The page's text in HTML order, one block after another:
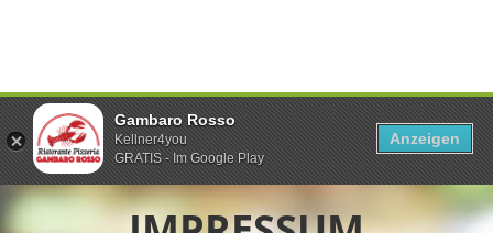
Gambaro Rosso
Kellner4you
GRATIS - Im Google Play
Anzeigen